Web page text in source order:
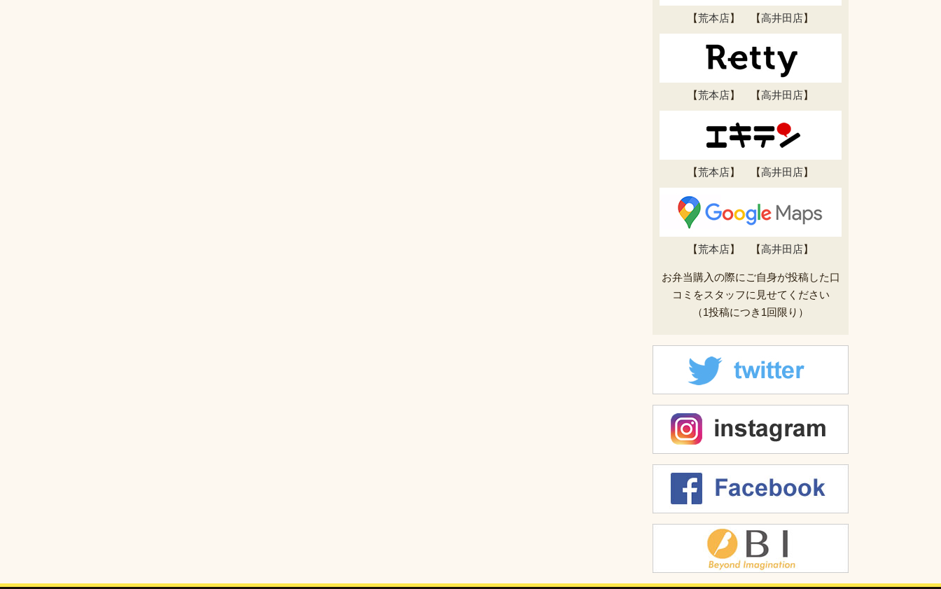
【荒本店】 【高井田店】
【荒本店】 【高井田店】
【荒本店】 【高井田店】
【荒本店】 【高井田店】
お弁当購入の際にご自身が投稿した口
コミをスタッフに見せてください
（1投稿につき1回限り）